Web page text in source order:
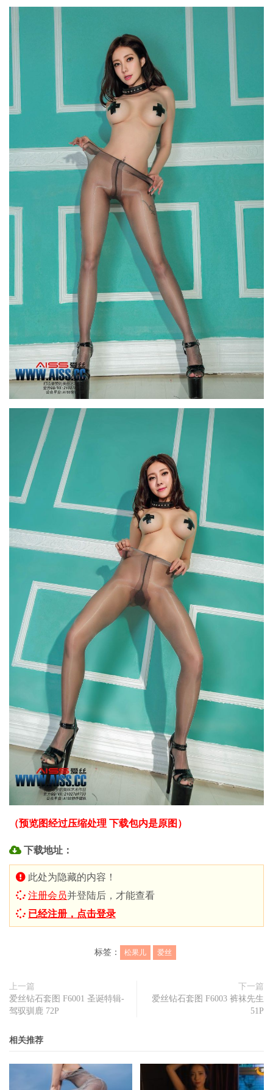
（预览图经过压缩处理 下载包内是原图）
下载地址：
此处为隐藏的内容！
注册会员并登陆后，才能查看
已经注册，点击登录
标签： 松果儿 爱丝
上一篇
爱丝钻石套图 F6001 圣诞特辑-
驾驭驯鹿 72P
下一篇
爱丝钻石套图 F6003 裤袜先生
51P
相关推荐